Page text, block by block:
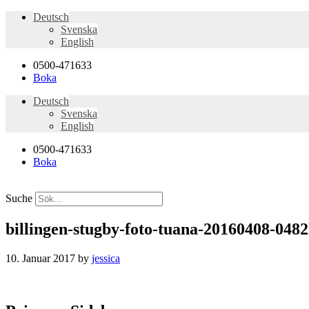
Deutsch
Svenska
English
0500-471633
Boka
Deutsch
Svenska
English
0500-471633
Boka
Suche
billingen-stugby-foto-tuana-20160408-
10. Januar 2017 by jessica